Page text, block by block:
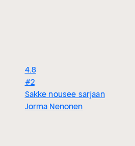
4.8
#2
Sakke nousee sarjaan
Jorma Nenonen